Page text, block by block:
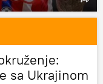
sa Ukrajinom